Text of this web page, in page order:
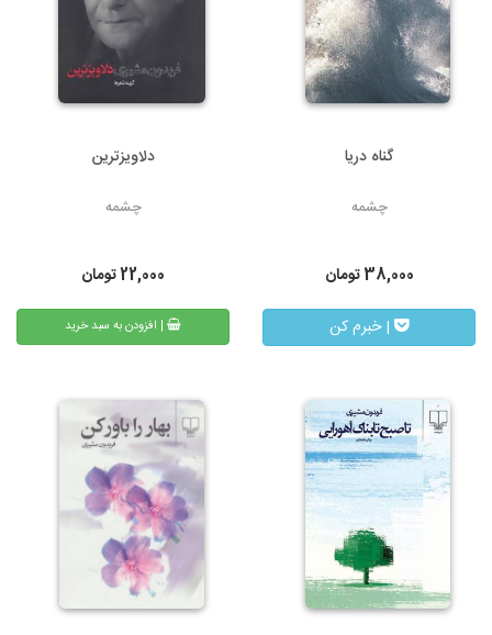
گناه دریا
چشمه
38,000تومان
| خبرم کن
دلاویزترین
چشمه
22,000تومان
| افزودن به سبد خرید